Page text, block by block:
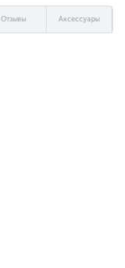
Отзывы Аксессуары